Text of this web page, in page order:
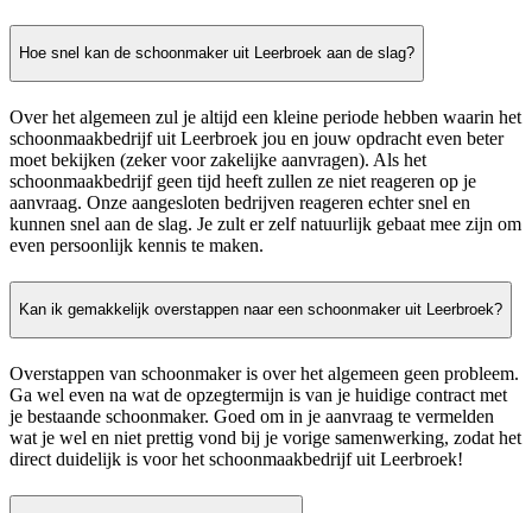
Hoe snel kan de schoonmaker uit Leerbroek aan de slag?
Over het algemeen zul je altijd een kleine periode hebben waarin het
schoonmaakbedrijf uit Leerbroek jou en jouw opdracht even beter
moet bekijken (zeker voor zakelijke aanvragen). Als het
schoonmaakbedrijf geen tijd heeft zullen ze niet reageren op je
aanvraag. Onze aangesloten bedrijven reageren echter snel en
kunnen snel aan de slag. Je zult er zelf natuurlijk gebaat mee zijn om
even persoonlijk kennis te maken.
Kan ik gemakkelijk overstappen naar een schoonmaker uit Leerbroek?
Overstappen van schoonmaker is over het algemeen geen probleem.
Ga wel even na wat de opzegtermijn is van je huidige contract met
je bestaande schoonmaker. Goed om in je aanvraag te vermelden
wat je wel en niet prettig vond bij je vorige samenwerking, zodat het
direct duidelijk is voor het schoonmaakbedrijf uit Leerbroek!